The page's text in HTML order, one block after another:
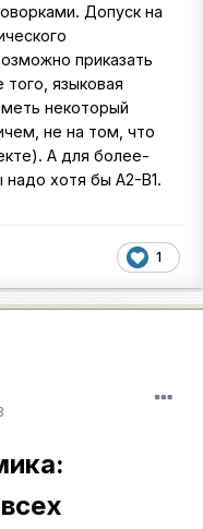
Допуск на
приказать
языковая
некоторый
не на том, что
А для более-
хотя бы А2-В1.
1